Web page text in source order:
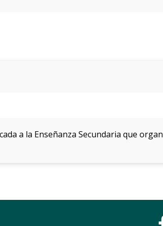
a la Enseñanza Secundaria que